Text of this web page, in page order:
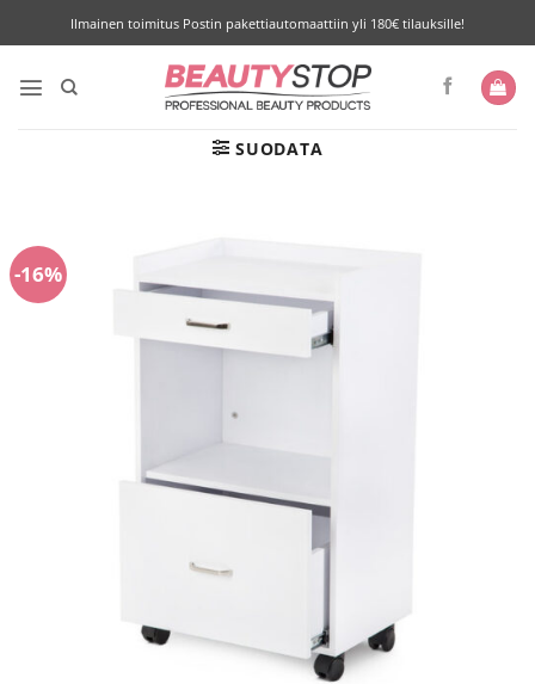
to
Ilmainen toimitus Postin pakettiautomaattiin yli 180€ tilauksille!
SUODATA
-16%